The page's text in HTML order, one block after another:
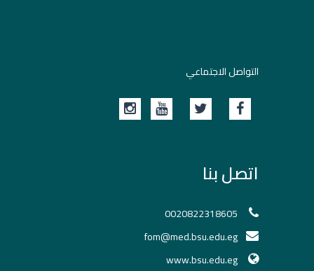
التواصل الاجتماعي
اتصل بنا
0020822318605
fom@med.bsu.edu.eg
www.bsu.edu.eg